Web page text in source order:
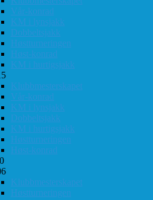
Vår-konrad
KM i lynsjakk
Dobbeltsjakk
Høstturneringen
Høst-konrad
KM i hurtigsjakk
Klubbmesterskapet
Vår-konrad
KM i lynsjakk
Dobbeltsjakk
KM i hurtigsjakk
Høstturneringen
Høst-konrad
Klubbmesterskapet
Høstturneringen